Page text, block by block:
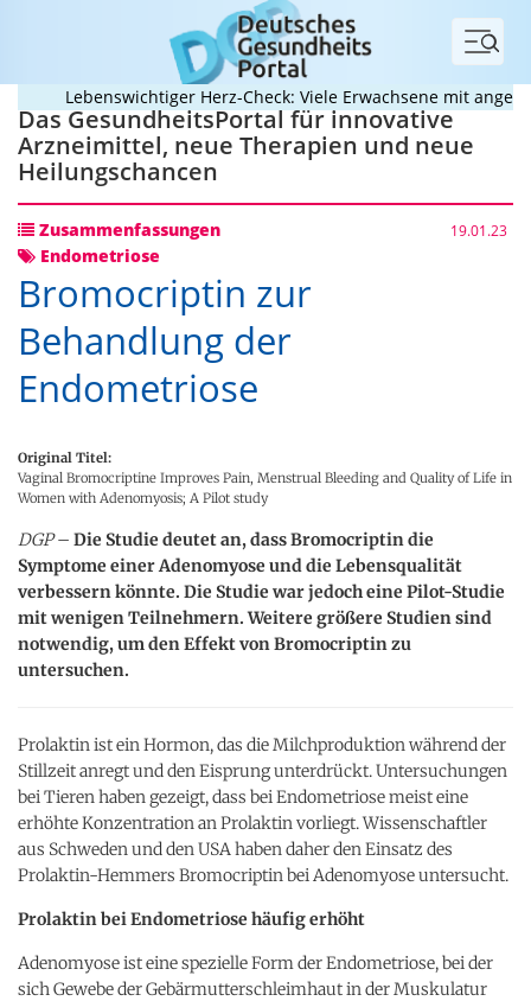
Menü
Lebenswichtiger Herz-Check: Viele Erwachsene mit
Das GesundheitsPortal für innovative
Arzneimittel, neue Therapien und neue
Heilungschancen
Zusammenfassungen 19.01.23
Endometriose
Bromocriptin zur
Behandlung der
Endometriose
Original Titel:
Vaginal Bromocriptine Improves Pain, Menstrual Bleeding and Quality of Life in
Women with Adenomyosis; A Pilot study
DGP– Die Studie deutet an, dass Bromocriptin die
Symptome einer Adenomyose und die Lebensqualität
verbessern könnte. Die Studie war jedoch eine Pilot-Studie
mit wenigen Teilnehmern. Weitere größere Studien sind
notwendig, um den Effekt von Bromocriptin zu
untersuchen.
Prolaktin ist ein Hormon, das die Milchproduktion während der
Stillzeit anregt und den Eisprung unterdrückt. Untersuchungen
bei Tieren haben gezeigt, dass bei Endometriose meist eine
erhöhte Konzentration an Prolaktin vorliegt. Wissenschaftler
aus Schweden und den USA haben daher den Einsatz des
Prolaktin-Hemmers Bromocriptin bei Adenomyose untersucht.
Prolaktin bei Endometriose häufig erhöht
Adenomyose ist eine spezielle Form der Endometriose, bei der
sich Gewebe der Gebärmutterschleimhaut in der Muskulatur